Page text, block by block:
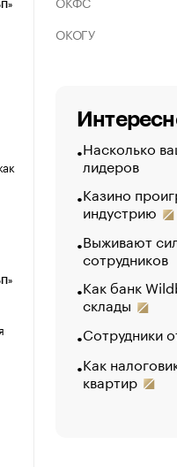
ОКОГУ
Насколько
лидеров
Казино
индустрию
Выживают
сотрудников
Как банк
склады
Сотрудники
Как
квартир